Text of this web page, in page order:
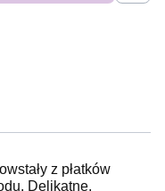
z płatków
Delikatne,